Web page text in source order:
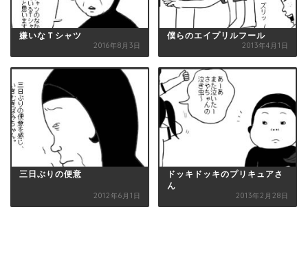
嫌いなＴシャツ
2016年8月3日
僕らのエイプリルフール
2013年4月1日
三日ぶりの便意
2012年6月1日
ドッキドッキのプリキュアさ
ん
2013年2月28日